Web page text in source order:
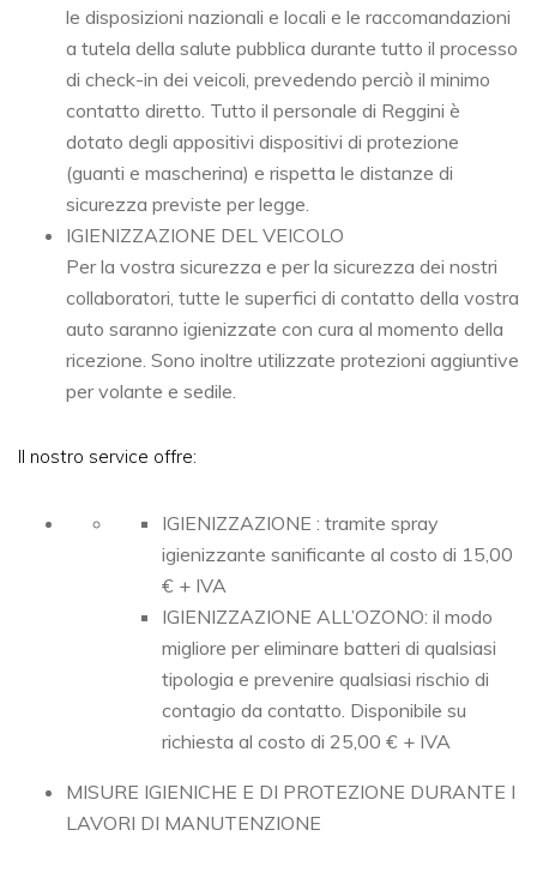
le disposizioni nazionali e locali e le raccomandazioni
a tutela della salute pubblica durante tutto il processo
di check-in dei veicoli, prevedendo perciò il minimo
contatto diretto. Tutto il personale di Reggini è
dotato degli appositivi dispositivi di protezione
(guanti e mascherina) e rispetta le distanze di
sicurezza previste per legge.
IGIENIZZAZIONE DEL VEICOLO
Per la vostra sicurezza e per la sicurezza dei nostri
collaboratori, tutte le superfici di contatto della vostra
auto saranno igienizzate con cura al momento della
ricezione. Sono inoltre utilizzate protezioni aggiuntive
per volante e sedile.
Il nostro service offre:
IGIENIZZAZIONE : tramite spray
igienizzante sanificante al costo di 15,00
€ + IVA
IGIENIZZAZIONE ALL’OZONO: il modo
migliore per eliminare batteri di qualsiasi
tipologia e prevenire qualsiasi rischio di
contagio da contatto. Disponibile su
richiesta al costo di 25,00 € + IVA
MISURE IGIENICHE E DI PROTEZIONE DURANTE I
LAVORI DI MANUTENZIONE